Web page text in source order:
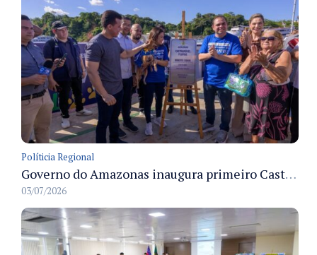
Políticia Regional
Governo do Amazonas inaugura primeiro Castramóvel Fluvial para atendimento veterinário às comunidades ribeirinhas e castração gratuita
03/07/2026